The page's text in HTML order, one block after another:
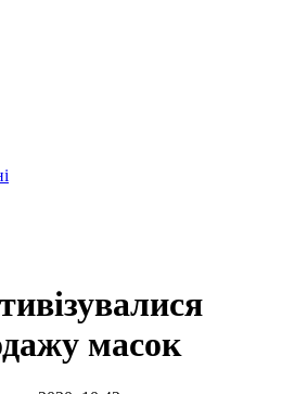
масок